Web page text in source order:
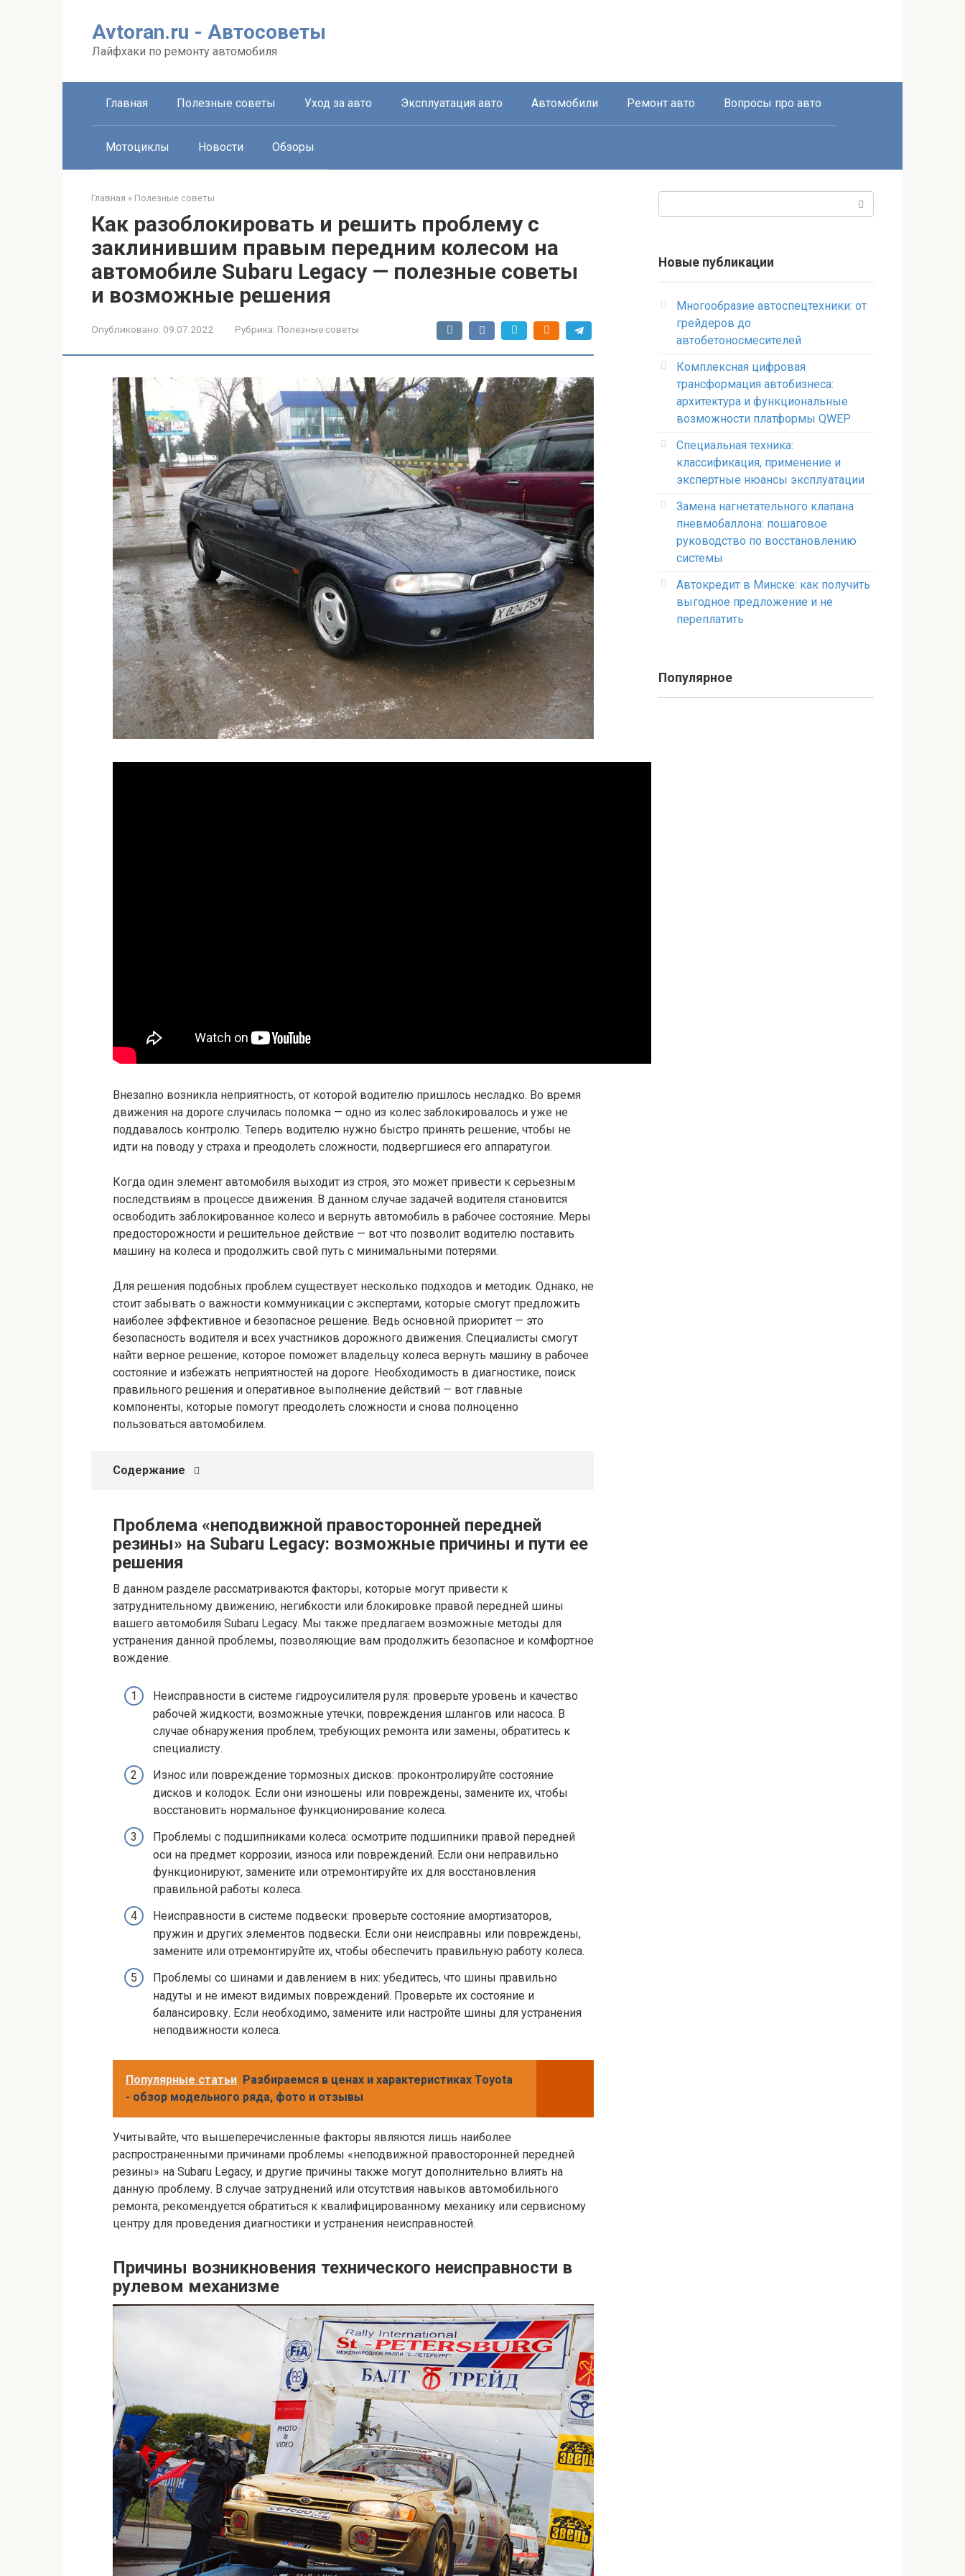
Avtoran.ru - Автосоветы
Лайфхаки по ремонту автомобиля
Главная Полезные советы Уход за авто Эксплуатация авто Автомобили Ремонт авто Вопросы про авто
Мотоциклы Новости Обзоры
Главная » Полезные советы
Как разоблокировать и решить проблему с
заклинившим правым передним колесом на
автомобиле Subaru Legacy — полезные советы
и возможные решения
Опубликовано: 09.07.2022 Рубрика: Полезные советы
Внезапно возникла неприятность, от которой водителю пришлось несладко. Во время
движения на дороге случилась поломка — одно из колес заблокировалось и уже не
поддавалось контролю. Теперь водителю нужно быстро принять решение, чтобы не
идти на поводу у страха и преодолеть сложности, подвергшиеся его аппаратугои.
Когда один элемент автомобиля выходит из строя, это может привести к серьезным
последствиям в процессе движения. В данном случае задачей водителя становится
освободить заблокированное колесо и вернуть автомобиль в рабочее состояние. Меры
предосторожности и решительное действие — вот что позволит водителю поставить
машину на колеса и продолжить свой путь с минимальными потерями.
Для решения подобных проблем существует несколько подходов и методик. Однако, не
стоит забывать о важности коммуникации с экспертами, которые смогут предложить
наиболее эффективное и безопасное решение. Ведь основной приоритет — это
безопасность водителя и всех участников дорожного движения. Специалисты смогут
найти верное решение, которое поможет владельцу колеса вернуть машину в рабочее
состояние и избежать неприятностей на дороге. Необходимость в диагностике, поиск
правильного решения и оперативное выполнение действий — вот главные
компоненты, которые помогут преодолеть сложности и снова полноценно
пользоваться автомобилем.
Содержание
Проблема «неподвижной правосторонней передней
резины» на Subaru Legacy: возможные причины и пути ее
решения
В данном разделе рассматриваются факторы, которые могут привести к
затруднительному движению, негибкости или блокировке правой передней шины
вашего автомобиля Subaru Legacy. Мы также предлагаем возможные методы для
устранения данной проблемы, позволяющие вам продолжить безопасное и комфортное
вождение.
Неисправности в системе гидроусилителя руля: проверьте уровень и качество
рабочей жидкости, возможные утечки, повреждения шлангов или насоса. В
случае обнаружения проблем, требующих ремонта или замены, обратитесь к
специалисту.
Износ или повреждение тормозных дисков: проконтролируйте состояние
дисков и колодок. Если они изношены или повреждены, замените их, чтобы
восстановить нормальное функционирование колеса.
Проблемы с подшипниками колеса: осмотрите подшипники правой передней
оси на предмет коррозии, износа или повреждений. Если они неправильно
функционируют, замените или отремонтируйте их для восстановления
правильной работы колеса.
Неисправности в системе подвески: проверьте состояние амортизаторов,
пружин и других элементов подвески. Если они неисправны или повреждены,
замените или отремонтируйте их, чтобы обеспечить правильную работу колеса.
Проблемы со шинами и давлением в них: убедитесь, что шины правильно
надуты и не имеют видимых повреждений. Проверьте их состояние и
балансировку. Если необходимо, замените или настройте шины для устранения
неподвижности колеса.
Популярные статьи Разбираемся в ценах и характеристиках Toyota
- обзор модельного ряда, фото и отзывы
Учитывайте, что вышеперечисленные факторы являются лишь наиболее
распространенными причинами проблемы «неподвижной правосторонней передней
резины» на Subaru Legacy, и другие причины также могут дополнительно влиять на
данную проблему. В случае затруднений или отсутствия навыков автомобильного
ремонта, рекомендуется обратиться к квалифицированному механику или сервисному
центру для проведения диагностики и устранения неисправностей.
Причины возникновения технического неисправности в
рулевом механизме
Новые публикации
Многообразие автоспецтехники: от
грейдеров до
автобетоносмесителей
Комплексная цифровая
трансформация автобизнеса:
архитектура и функциональные
возможности платформы QWEP
Специальная техника:
классификация, применение и
экспертные нюансы эксплуатации
Замена нагнетательного клапана
пневмобаллона: пошаговое
руководство по восстановлению
системы
Автокредит в Минске: как получить
выгодное предложение и не
переплатить
Популярное